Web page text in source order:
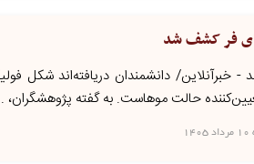
فر کشف شد
- خبرآنلاین/ دانشمندان دریافته‌اند شکل
حالت موهاست. به گفته پژوهشگران،